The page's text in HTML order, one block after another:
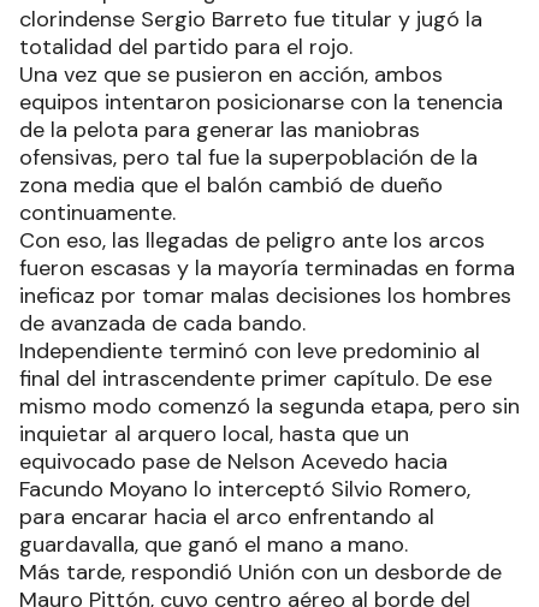
clorindense Sergio Barreto fue titular y jugó la
totalidad del partido para el rojo.
Una vez que se pusieron en acción, ambos
equipos intentaron posicionarse con la tenencia
de la pelota para generar las maniobras
ofensivas, pero tal fue la superpoblación de la
zona media que el balón cambió de dueño
continuamente.
Con eso, las llegadas de peligro ante los arcos
fueron escasas y la mayoría terminadas en forma
ineficaz por tomar malas decisiones los hombres
de avanzada de cada bando.
Independiente terminó con leve predominio al
final del intrascendente primer capítulo. De ese
mismo modo comenzó la segunda etapa, pero sin
inquietar al arquero local, hasta que un
equivocado pase de Nelson Acevedo hacia
Facundo Moyano lo interceptó Silvio Romero,
para encarar hacia el arco enfrentando al
guardavalla, que ganó el mano a mano.
Más tarde, respondió Unión con un desborde de
Mauro Pittón, cuyo centro aéreo al borde del